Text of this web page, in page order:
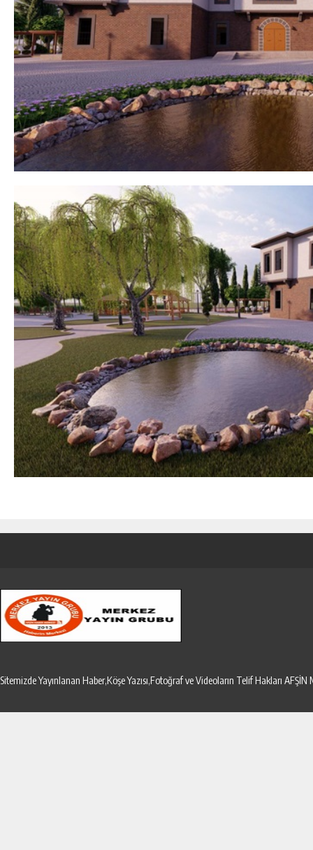
Sitemizde Yayınlanan Haber,Köşe Yazısı,Fotoğraf ve Videoların Telif Hakları